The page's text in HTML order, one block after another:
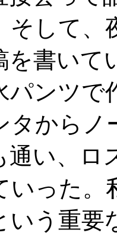
そして、
を書いて
パンツで
タから
通い、ロ
いった
いう重要